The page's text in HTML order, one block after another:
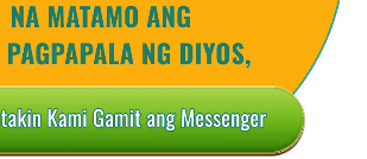
pananampalataya't pag-ibig.
magiging tukso.
tukso ni Satanas,